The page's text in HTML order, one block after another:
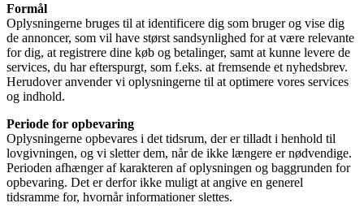
Formål
Oplysningerne bruges til at identificere dig som bruger og vise dig
de annoncer, som vil have størst sandsynlighed for at være relevante
for dig, at registrere dine køb og betalinger, samt at kunne levere de
services, du har efterspurgt, som f.eks. at fremsende et nyhedsbrev.
Herudover anvender vi oplysningerne til at optimere vores services
og indhold.
Periode for opbevaring
Oplysningerne opbevares i det tidsrum, der er tilladt i henhold til
lovgivningen, og vi sletter dem, når de ikke længere er nødvendige.
Perioden afhænger af karakteren af oplysningen og baggrunden for
opbevaring. Det er derfor ikke muligt at angive en generel
tidsramme for, hvornår informationer slettes.